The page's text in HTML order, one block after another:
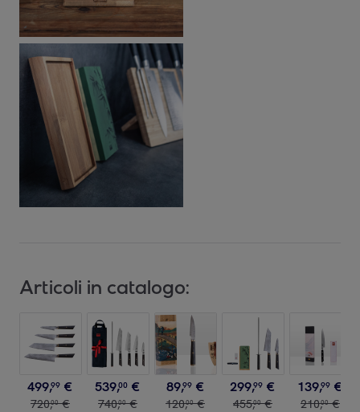
Articoli in catalogo:
499,99 €
720,00 €
539,00 €
740,00 €
89,99 €
120,00 €
299,99 €
455,00 €
139,99 €
210,00 €